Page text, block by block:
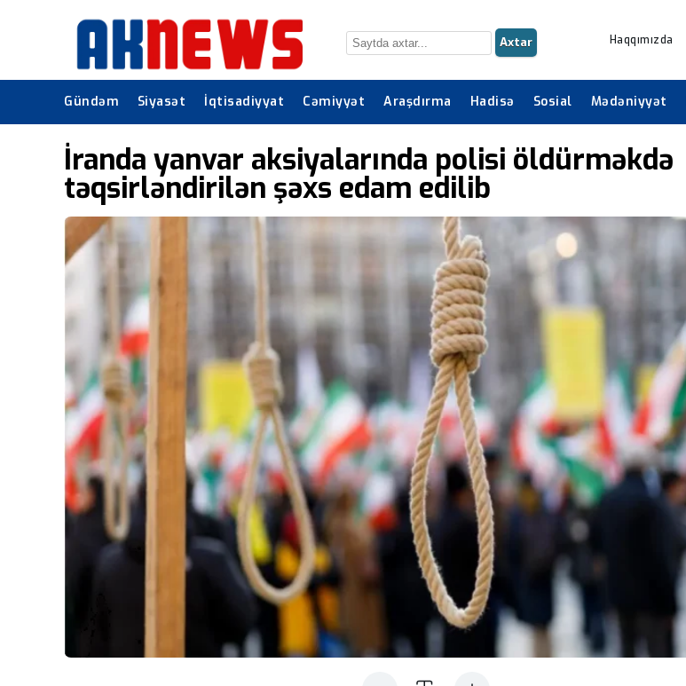
Axtar Haqqımızda
Gündəm Siyasət İqtisadiyyat Cəmiyyət Araşdırma Hadisə Sosial Mədəniyyət
İranda yanvar aksiyalarında polisi öldürməkdə
təqsirləndirilən şəxs edam edilib